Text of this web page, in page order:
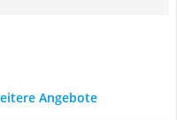
Angebote